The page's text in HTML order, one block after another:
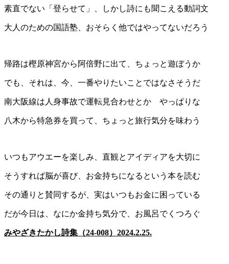
素直でない「登らせて」、しかし詩にも聞こえる動詞文
大人のための国語塾、おそらく他ではやってないだろう
帰路は樫原神宮から阿倍野に出て、ちょっと遊ぼうか
でも、それは、今、一番やりたいことではなさそうだ
南大阪線は人身事故で運転見合わせとか やっぱりな
八木から特急券を買って、ちょっと旅行気分を味わう
いつもアウエーを楽しみ、直観とアイディアを大切に
そうすれば脳が喜び、お金持ちになるという本を読む
その通りと賛同するが、実はいつもお金に困っている
だが今日は、なにか金持ち気分で、お風呂でくつろぐ
みやざきたかし詩集（24-008）2024.2.25.